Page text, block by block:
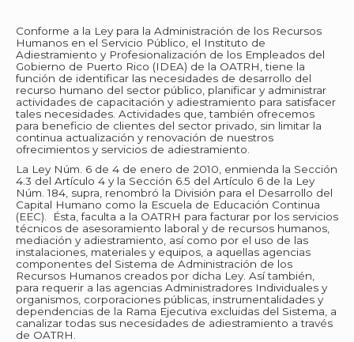
​​​​​​​​​​​​​​​​​​​​​​​​​​​​​​​​​​​​​​​​​​​​​​​​​​​​​​​​​​​​​​​​​​​​​​​​​​​​​​​​​​​​​​​​​​​​​​​​​​​​​​​​​​​​​​​​​​​​​​​​​​​​​​​​​​​​​​​​​​​​​​​​​​​​​​​​​​​​​​​​​​​​​​​​​​​​​​​​​​​​​​​​​​​​​​​​​​​​​​​​​​​​​​​​​​​​​​​​​​​​​​​​​​​​​​​​​​​​​​​​​​​​​​​​​​​​​​​​​​​​​​​​​​Conforme a la Ley para la Administración de los Recursos
Humanos en el Servicio Público, el Instituto de
Adiestramiento y Profesionalización de los Empleados del
Gobierno de Puerto Rico (IDEA) de la OATRH, tiene la
función de identificar las necesidades de desarrollo del
recurso humano del sector público, planificar y administrar
actividades de capacitación y adiestramiento para satisfacer
tales necesidades. Actividades que, también ofrecemos
para beneficio de clientes del sector privado, sin limitar la
continua actualización y renovación de nuestros
ofrecimientos y servicios de adiestramiento.
La Ley Núm. 6 de 4 de enero de 2010, enmienda la Sección
4.3 del Artículo 4 y la Sección 6.5 del Artículo 6 de la Ley
Núm. 184, supra, renombró la División para el Desarrollo del
Capital Humano como la Escuela de Educación Continua
(EEC). Ésta, faculta a la OATRH para facturar por los servicios
técnicos de asesoramiento laboral y de recursos humanos,
mediación y adiestramiento, así como por el uso de las
instalaciones, materiales y equipos, a aquellas agencias
componentes del Sistema de Administración de los
Recursos Humanos creados por dicha Ley. Así también,
para requerir a las agencias Administradores Individuales y
organismos, corporaciones públicas, instrumentalidades y
dependencias de la Rama Ejecutiva excluidas del Sistema, a
canalizar todas sus necesidades de adiestramiento a través
de OATRH.